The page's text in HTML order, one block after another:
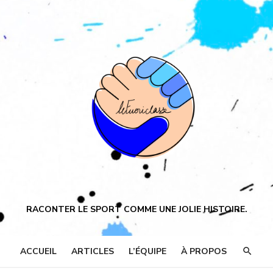
RACONTER LE SPORT COMME UNE JOLIE HISTOIRE.
ACCUEIL ARTICLES L’ÉQUIPE À PROPOS